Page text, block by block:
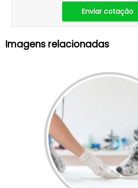
Enviar cotação
Imagens relacionadas